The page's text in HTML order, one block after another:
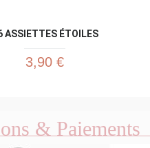
ASSIETTES ÉTOILES
3,90 €
& Paiements